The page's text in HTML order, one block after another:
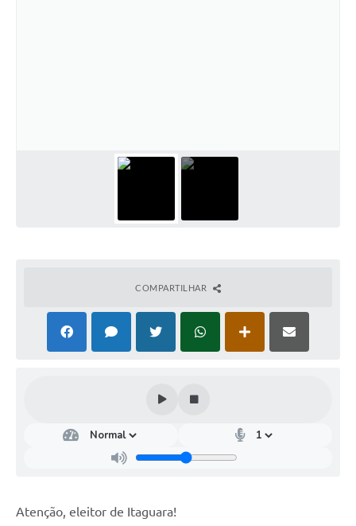
COMPARTILHAR
Atenção, eleitor de Itaguara!